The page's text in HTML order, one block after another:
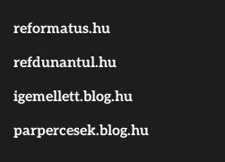
reformatus.hu
refdunantul.hu
igemellett.blog.hu
parpercesek.blog.hu